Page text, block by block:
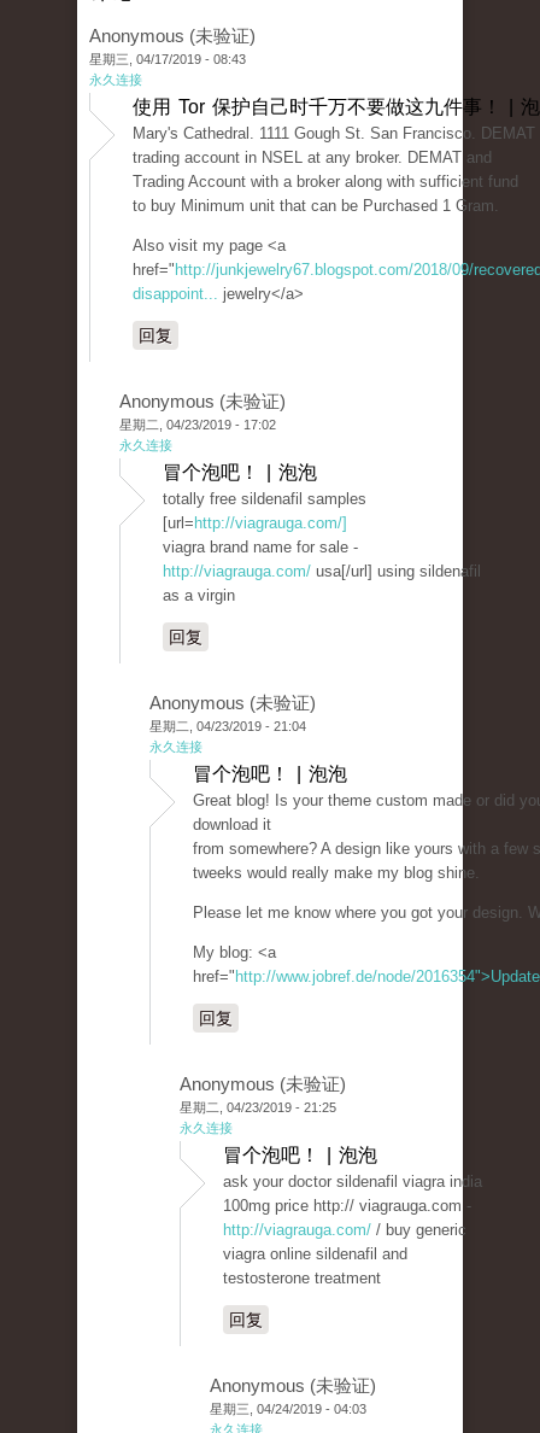
Anonymous (未验证)
星期三, 04/17/2019 - 08:43
永久连接
使用 Tor 保护自己时千万不要做这九件事！ |
Mary's Cathedral. 1111 Gough St. San Francisco. DEMAT
trading account in NSEL at any broker. DEMAT and
Trading Account with a broker along with sufficient fund
to buy Minimum unit that can be Purchased 1 Gram.
Also visit my page <a
href=" http://junkjewelry67.blogspot.com/2018/09/
disappoint... jewelry</a>
回复
Anonymous (未验证)
星期二, 04/23/2019 - 17:02
永久连接
冒个泡吧！ | 泡泡
totally free sildenafil samples
[url= http://viagrauga.com/]
viagra brand name for sale -
http://viagrauga.com/ usa[/url] using sildenafil
as a virgin
回复
Anonymous (未验证)
星期二, 04/23/2019 - 21:04
永久连接
冒个泡吧！ | 泡泡
Great blog! Is your theme custom made or did
download it
from somewhere? A design like yours with a few
tweeks would really make my blog shine.
Please let me know where you got your design.
My blog: <a
href=" http://www.jobref.de/node/2016354">Update
回复
Anonymous (未验证)
星期二, 04/23/2019 - 21:25
永久连接
冒个泡吧！ | 泡泡
ask your doctor sildenafil viagra india
100mg price http:// viagrauga.com -
http://viagrauga.com/ / buy generic
viagra online sildenafil and
testosterone treatment
回复
Anonymous (未验证)
星期三, 04/24/2019 - 04:03
永久连接